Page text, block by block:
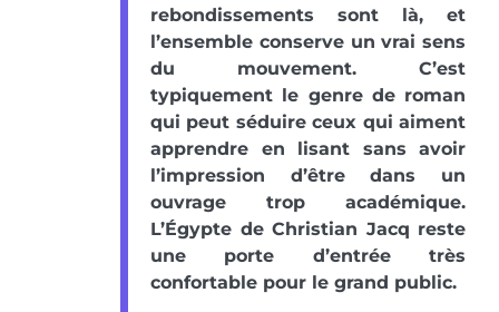
rebondissements sont là, et
l’ensemble conserve un vrai sens
du mouvement. C’est
typiquement le genre de roman
qui peut séduire ceux qui aiment
apprendre en lisant sans avoir
l’impression d’être dans un
ouvrage trop académique.
L’Égypte de Christian Jacq reste
une porte d’entrée très
confortable pour le grand public.